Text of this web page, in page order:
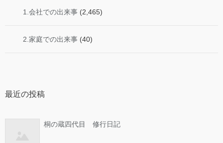
1.会社での出来事 (2,465)
2.家庭での出来事 (40)
最近の投稿
桐の蔵四代目 修行日記